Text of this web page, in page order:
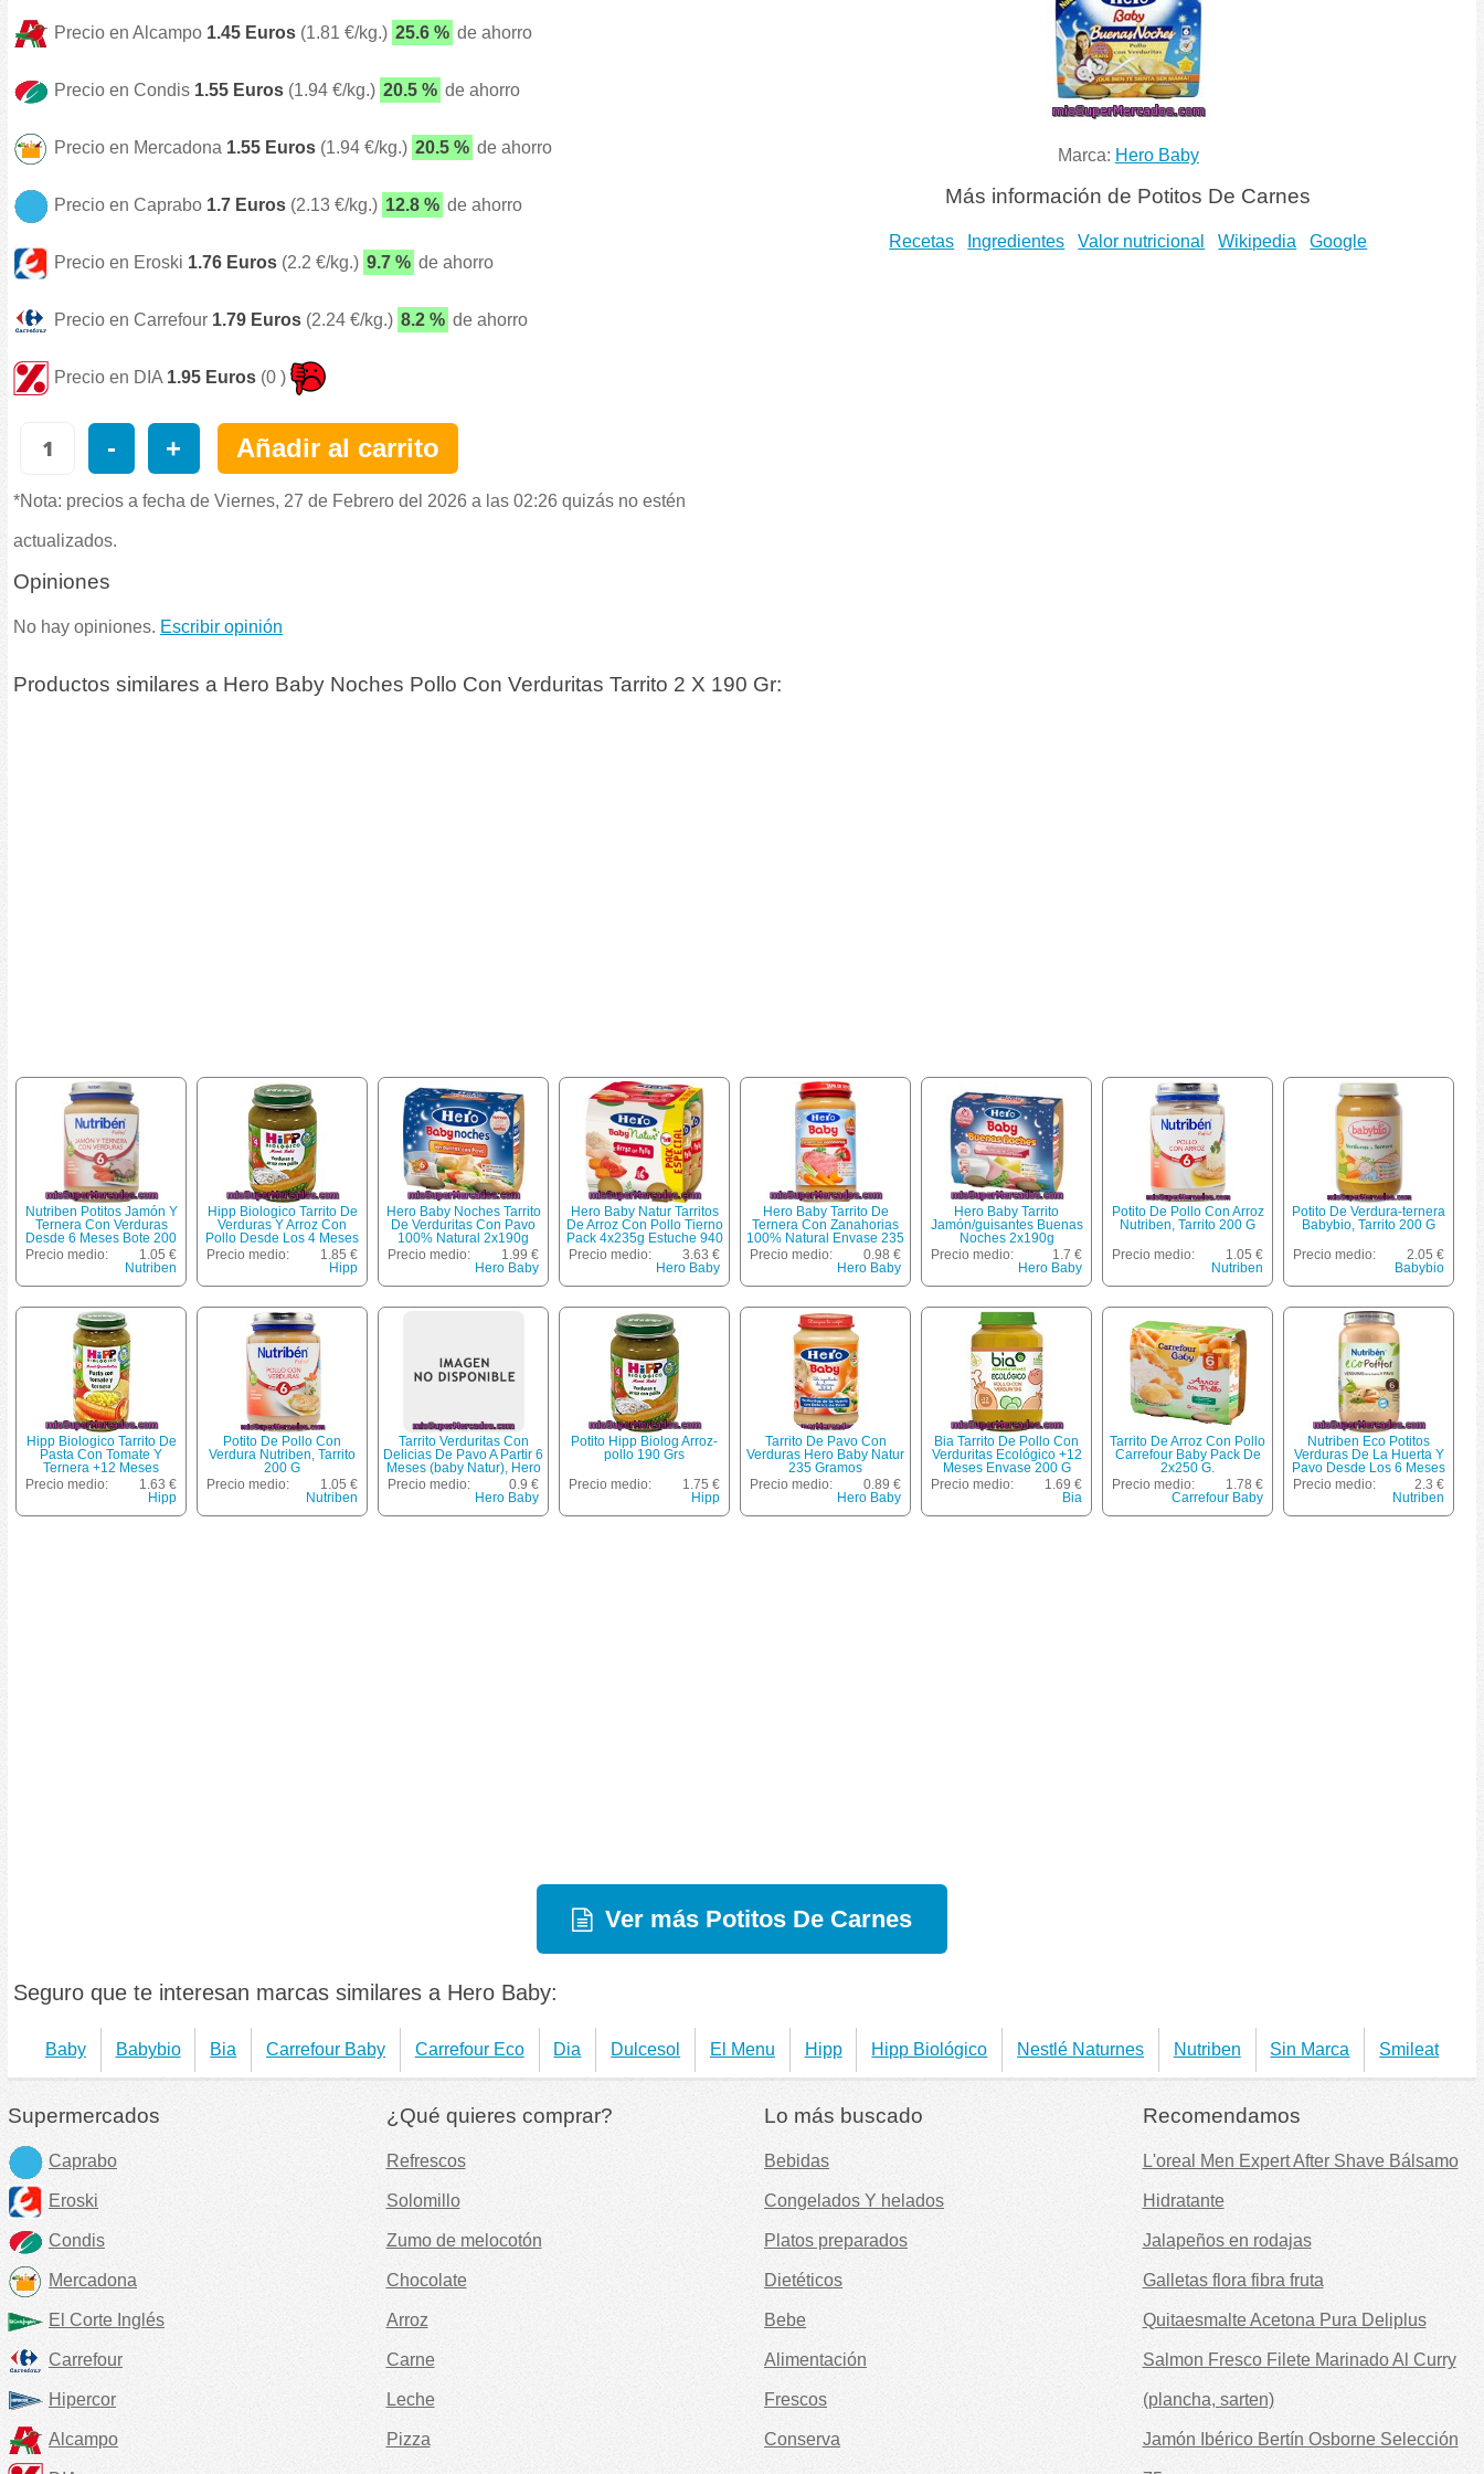
Marca: Hero Baby
Más información de Potitos De Carnes
Recetas Ingredientes Valor nutricional Wikipedia Google
Precio en Alcampo 1.45 Euros (1.81 €/kg.) 25.6 % de ahorro
Precio en Condis 1.55 Euros (1.94 €/kg.) 20.5 % de ahorro
Precio en Mercadona 1.55 Euros (1.94 €/kg.) 20.5 % de ahorro
Precio en Caprabo 1.7 Euros (2.13 €/kg.) 12.8 % de ahorro
Precio en Eroski 1.76 Euros (2.2 €/kg.) 9.7 % de ahorro
Precio en Carrefour 1.79 Euros (2.24 €/kg.) 8.2 % de ahorro
Precio en DIA 1.95 Euros (0 )
- + Añadir al carrito
*Nota: precios a fecha de Viernes, 27 de Febrero del 2026 a las 02:26 quizás no estén
actualizados.
Opiniones
No hay opiniones. Escribir opinión
Productos similares a Hero Baby Noches Pollo Con Verduritas Tarrito 2 X 190 Gr:
Nutriben Potitos Jamón Y
Ternera Con Verduras
Desde 6 Meses Bote 200
G
Precio medio:
1.05 €
Nutriben
Hipp Biologico Tarrito De
Verduras Y Arroz Con
Pollo Desde Los 4 Meses
Envase 190 G
Precio medio:
1.85 €
Hipp
Hero Baby Noches Tarrito
De Verduritas Con Pavo
100% Natural 2x190g
Envase 380 G
Precio medio:
1.99 €
Hero Baby
Hero Baby Natur Tarritos
De Arroz Con Pollo Tierno
Pack 4x235g Estuche 940
G
Precio medio:
3.63 €
Hero Baby
Hero Baby Tarrito De
Ternera Con Zanahorias
100% Natural Envase 235
G
Precio medio:
0.98 €
Hero Baby
Hero Baby Tarrito
Jamón/guisantes Buenas
Noches 2x190g
Precio medio:
1.7 €
Hero Baby
Potito De Pollo Con Arroz
Nutriben, Tarrito 200 G
Precio medio:
1.05 €
Nutriben
Potito De Verdura-ternera
Babybio, Tarrito 200 G
Precio medio:
2.05 €
Babybio
Hipp Biologico Tarrito De
Pasta Con Tomate Y
Ternera +12 Meses
Envase 250 G
Precio medio:
1.63 €
Hipp
Potito De Pollo Con
Verdura Nutriben, Tarrito
200 G
Precio medio:
1.05 €
Nutriben
Tarrito Verduritas Con
Delicias De Pavo A Partir 6
Meses (baby Natur), Hero
Baby, Tarro 235 G
Precio medio:
0.9 €
Hero Baby
Potito Hipp Biolog Arroz-
pollo 190 Grs
Precio medio:
1.75 €
Hipp
Tarrito De Pavo Con
Verduras Hero Baby Natur
235 Gramos
Precio medio:
0.89 €
Hero Baby
Bia Tarrito De Pollo Con
Verduritas Ecológico +12
Meses Envase 200 G
Precio medio:
1.69 €
Bia
Tarrito De Arroz Con Pollo
Carrefour Baby Pack De
2x250 G.
Precio medio:
1.78 €
Carrefour Baby
Nutriben Eco Potitos
Verduras De La Huerta Y
Pavo Desde Los 6 Meses
Tarro 250 G Con
Zanahorias, Tomate Y
Precio medio:
2.3 €
Nutriben
Ver más Potitos De Carnes
Seguro que te interesan marcas similares a Hero Baby:
Baby Babybio Bia Carrefour Baby Carrefour Eco Dia Dulcesol El Menu Hipp Hipp Biológico Nestlé Naturnes Nutriben Sin Marca Smileat
Supermercados
Caprabo
Eroski
Condis
Mercadona
El Corte Inglés
Carrefour
Hipercor
Alcampo
¿Qué quieres comprar?
Refrescos
Solomillo
Zumo de melocotón
Chocolate
Arroz
Carne
Leche
Pizza
Lo más buscado
Bebidas
Congelados Y helados
Platos preparados
Dietéticos
Bebe
Alimentación
Frescos
Conserva
Recomendamos
L'oreal Men Expert After Shave Bálsamo
Hidratante
Jalapeños en rodajas
Galletas flora fibra fruta
Quitaesmalte Acetona Pura Deliplus
Salmon Fresco Filete Marinado Al Curry
(plancha, sarten)
Jamón Ibérico Bertín Osborne Selección